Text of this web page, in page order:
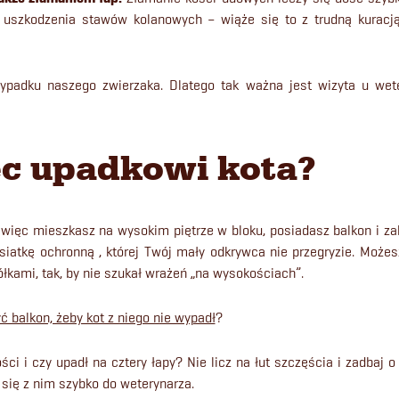
stawów kolanowych – wiąże się to z trudną
naszego zwierzaka. Dlatego tak ważna jest wizyta u
upadkowi kota?
mieszkasz na wysokim piętrze w bloku, posiadasz balkon i
ochronną , której Twój mały odkrywca nie przegryzie.
tak, by nie szukał wrażeń „na wysokościach”.
balkon, żeby kot z niego nie wypadł?
i czy upadł na cztery łapy? Nie licz na łut szczęścia i zadbaj
z nim szybko do weterynarza.